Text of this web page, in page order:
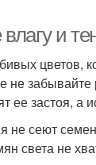
и
цветов,
не
ее застоя, а
не сеют
света не